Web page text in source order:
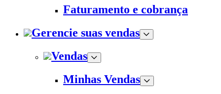
Faturamento e cobrança
Gerencie suas vendas
Vendas
Minhas Vendas